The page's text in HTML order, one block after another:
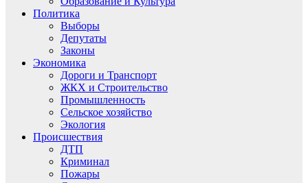
Политика
Выборы
Депутаты
Законы
Экономика
Дороги и Транспорт
ЖКХ и Строительство
Промышленность
Сельское хозяйство
Экология
Происшествия
ДТП
Криминал
Пожары